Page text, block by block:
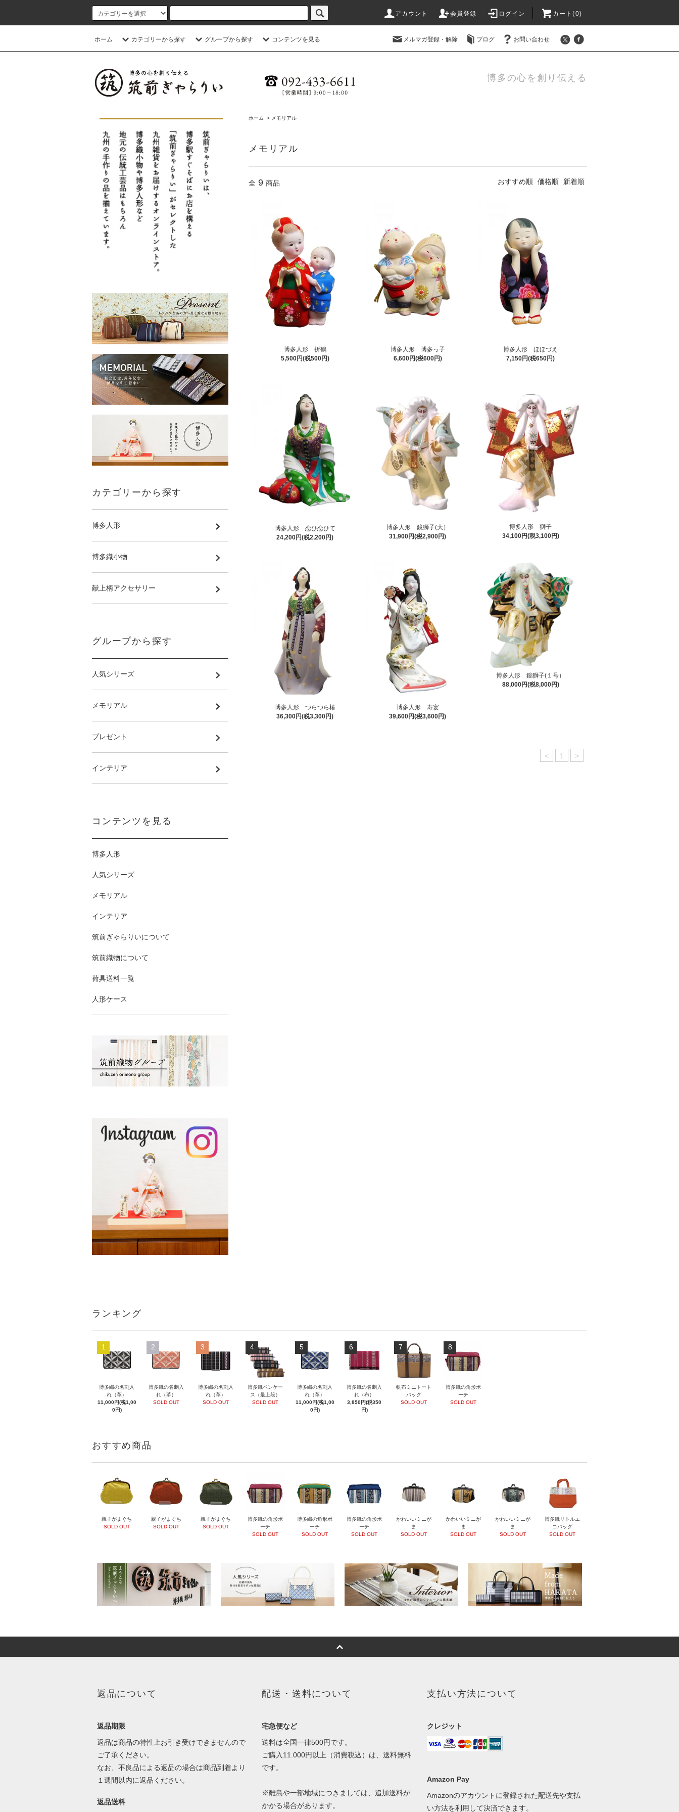
アカウント 会員登録 ログイン カート(0)
ホーム カテゴリーから探す グループから探す コンテンツを見る メルマガ登録・解除 ブログ お問い合わせ
博多の心を創り伝える
ホーム > メモリアル
メモリアル
全 9 商品 おすすめ順 価格順 新着順
博多人形 折鶴
5,500円(税500円)
博多人形 博多っ子
6,600円(税600円)
博多人形 ほほづえ
7,150円(税650円)
博多人形 恋ひ恋ひて
24,200円(税2,200円)
博多人形 鏡獅子(大）
31,900円(税2,900円)
博多人形 獅子
34,100円(税3,100円)
博多人形 つらつら椿
36,300円(税3,300円)
博多人形 寿宴
39,600円(税3,600円)
博多人形 鏡獅子(１号）
88,000円(税8,000円)
< 1 >
カテゴリーから探す
博多人形
博多織小物
献上柄アクセサリー
グループから探す
人気シリーズ
メモリアル
プレゼント
インテリア
コンテンツを見る
博多人形
人気シリーズ
メモリアル
インテリア
筑前ぎゃらりいについて
筑前織物について
荷具送料一覧
人形ケース
ランキング
1
博多織の名刺入
れ（革）
11,000円(税1,00
0円)
2
博多織の名刺入
れ（革）
SOLD OUT
3
博多織の名刺入
れ（革）
SOLD OUT
4
博多織ペンケー
ス（最上段）
SOLD OUT
5
博多織の名刺入
れ（革）
11,000円(税1,00
0円)
6
博多織の名刺入
れ（布）
3,850円(税350
円)
7
帆布ミニトート
バッグ
SOLD OUT
8
博多織の角形ポ
ーチ
SOLD OUT
おすすめ商品
親子がまぐち
SOLD OUT
親子がまぐち
SOLD OUT
親子がまぐち
SOLD OUT
博多織の角形ポ
ーチ
SOLD OUT
博多織の角形ポ
ーチ
SOLD OUT
博多織の角形ポ
ーチ
SOLD OUT
かわいいミニが
ま
SOLD OUT
かわいいミニが
ま
SOLD OUT
かわいいミニが
ま
SOLD OUT
博多織リトルエ
コバッグ
SOLD OUT
返品について
返品期限
返品は商品の特性上お引き受けできませんので
ご了承ください。
なお、不良品による返品の場合は商品到着より
１週間以内に返品ください。
返品送料
配送・送料について
宅急便など
送料は全国一律500円です。
ご購入11.000円以上（消費税込）は、送料無料
です。
※離島や一部地域につきましては、追加送料が
かかる場合があります。
支払い方法について
クレジット
Amazon Pay
Amazonのアカウントに登録された配送先や支払
い方法を利用して決済できます。